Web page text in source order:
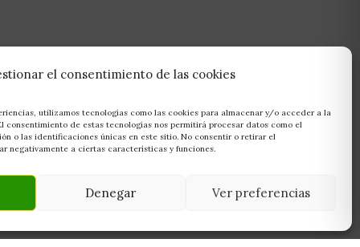
el consentimiento de las cookies
utilizamos tecnologías como las cookies para almacenar y/o acceder a la
consentimiento de estas tecnologías nos permitirá procesar datos como el
o las identificaciones únicas en este sitio. No consentir o retirar el
negativamente a ciertas características y funciones.
Denegar Ver preferencias